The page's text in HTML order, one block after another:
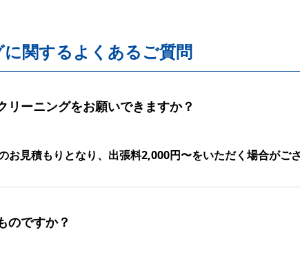
関するよくあるご質問
ーニングをお願いできますか？
お見積もりとなり、出張料2,000円〜をいただく場合がござ
のですか？